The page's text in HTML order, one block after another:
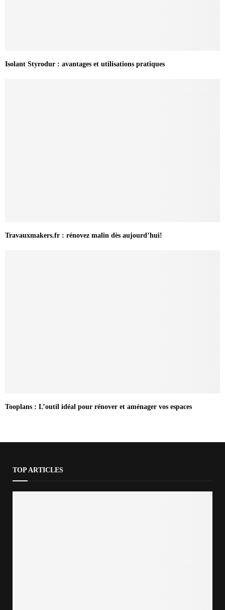
Isolant Styrodur : avantages et utilisations pratiques
Travauxmakers.fr : rénovez malin dès aujourd’hui!
Tooplans : L’outil idéal pour rénover et aménager vos espaces
TOP ARTICLES